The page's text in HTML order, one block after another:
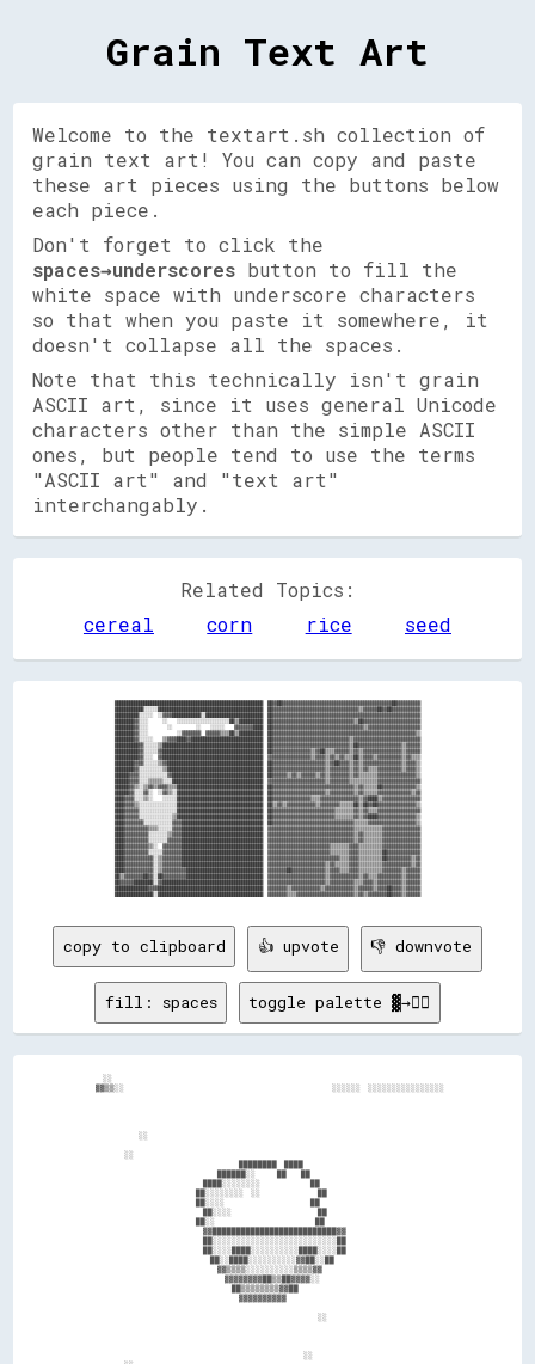
Grain Text Art
Welcome to the textart.sh collection of
grain text art! You can copy and paste
these art pieces using the buttons below
each piece.
Don't forget to click the
spaces→underscores button to fill the
white space with underscore characters
so that when you paste it somewhere, it
doesn't collapse all the spaces.
Note that this technically isn't grain
ASCII art, since it uses general Unicode
characters other than the simple ASCII
ones, but people tend to use the terms
"ASCII art" and "text art"
interchangably.
Related Topics:
cereal
corn rice seed
██████████████████████████████████████████████████████████████  ██▓▓██▓▓▓▓▓▓▓▓▓▓▓▓▓▓▓▓▓▓▓▓▓▓▓▓▓▓▓▓▓▓▓▓▓▓▓▓▓▓▓▓▓▓▓▓▓▓██▓▓▓▓▓▓▓▓▓▓
████████████░░░░░░████████████████████████████████████████████  ██▓▓▓▓▓▓▓▓▓▓▓▓▓▓▓▓▓▓▓▓▓▓▓▓▓▓▓▓▓▓▓▓▓▓▓▓▒▒▓▓▓▓▓▓██▓▓██▓▓▓▓▓▓▓▓▓▓▓▓
██████████░░░░░░  ░░▓▓▓▓████████████░░████████████████████████  ██▓▓▓▓▓▓▓▓▓▓▓▓▓▓▓▓▓▓▓▓▓▓▓▓▓▓▓▓▓▓▓▓▓▓▓▓▓▓▓▓▓▓▓▓▓▓▓▓▓▓▓▓▓▓▓▓▓▓▓▓▓▓
████████▓▓░░░░      ░░    ░░░░░░░░░░░░░░░░░░░░░░██▒▒██████████  ██▓▓▓▓▓▓▓▓▓▓▓▓▓▓▓▓▓▓▓▓▓▓▓▓▓▓▓▓▓▓▓▓▓▓▒▒██▓▓▓▓▓▓▓▓▓▓▓▓▓▓▓▓▓▓▓▓▓▓▓▓
████████▓▓░░░░        ░░          ░░    ░░░░░░    ▓▓▓▓▓▓▓▓████  ██▓▓▓▓▓▓▓▓▓▓▓▓▓▓▓▓▓▓▓▓▓▓▓▓▓▓▓▓▓▓▓▓▓▓▓▓▓▓▒▒▓▓▓▓▓▓▓▓▓▓▓▓▓▓▓▓▓▓▓▓▓▓
████████▓▓░░░░            ░░▓▓▓▓▓▓▓▓  ▓▓▓▓▓▓▒▒▒▒██▒▒██████████  ██▓▓▓▓▓▓▓▓▓▓▓▓▓▓▓▓▓▓▓▓▓▓▓▓▓▓▓▓▓▓▓▓▓▓▓▓▓▓▓▓▓▓▓▓▓▓▓▓▓▓▓▓▓▓▓▓▓▓▓▓▒▒
████████▓▓░░░░░░    ▒▒▓▓▓▓████▓▓██████████████████████████████  ██▓▓▓▓▓▓▓▓▓▓▓▓▓▓▓▓▓▓▓▓▓▓▓▓▓▓▓▓▓▓▓▓▒▒▓▓▓▓▓▓▓▓▓▓▓▓▓▓▓▓▓▓▓▓▓▓▓▓▓▓▓▓
██████████▓▓░░░░░░▒▒██████████████████████████████████████████  ██▓▓▓▓▓▓▓▓▓▓▓▓▓▓▓▓▓▓▓▓▓▓▓▓▓▓▓▓▓▓▓▓▒▒██▓▓▓▓▓▓▓▓▓▓▓▓▓▓▓▓▓▓▒▒▓▓▓▓▓▓
██████████▓▓░░░░░░▓▓██████████████████████████████████████████  ██▓▓▓▓▓▓▓▓▓▓▓▓▓▓▓▓▒▒▓▓██▒▒▒▒▓▓▓▓▓▓▒▒▓▓▒▒▓▓▓▓▓▓▓▓▓▓▓▓▓▓▓▓▒▒▓▓▓▓▓▓
██████████▓▓░░░░  ▓▓██████████████████████████████████████████  ▓▓▓▓▓▓▓▓▓▓▓▓▓▓▓▓▓▓▒▒▓▓▓▓▒▒▓▓▒▒▓▓▒▒▒▒██▒▒▓▓▓▓▒▒▓▓▓▓▓▓▓▓▓▓▒▒▓▓▒▒▒▒
████████▓▓▓▓░░░░░░▒▒▓▓████████████████████████████████████████  ██▓▓▓▓▓▓▓▓▓▓▓▓▓▓▓▓▓▓▓▓▓▓▒▒▓▓██▓▓▓▓▒▒▓▓▒▒▓▓▓▓▓▓▓▓▓▓▓▓▓▓▓▓▒▒▓▓▓▓▒▒
████████▓▓░░░░░░░░░░▒▒████████████████████████████████████████  ██▓▓▓▓▓▓▓▓▓▓▓▓▓▓▓▓▓▓▓▓▓▓▒▒▓▓▓▓▓▓▓▓▒▒▓▓▒▒▓▓▒▒▒▒▓▓▓▓▓▓▓▓▓▓▒▒▓▓▓▓▒▒
██████▓▓▓▓░░░░░░░░░░░░▓▓██████████████████████████████████████  ██▓▓▓▓▓▓▒▒▓▓▒▒▓▓▓▓▓▓▒▒▓▓▒▒▓▓▓▓▓▓▓▓▒▒▓▓▒▒▒▒▒▒▒▒▓▓▓▓▓▓▓▓▓▓▓▓▓▓▓▓▒▒
██████▓▓▓▓░░░░▒▒▒▒▒▒░░░░██████████████████████████████████████  ▓▓▓▓▓▓▓▓▓▓▓▓▓▓▓▓▓▓▓▓▓▓▓▓▒▒▓▓▓▓▓▓▓▓▒▒▒▒▒▒▒▒▒▒▒▒▓▓▓▓▓▓▓▓▓▓▓▓▓▓▓▓▓▓
██████▓▓▒▒░░▒▒▓▓▒▒▓▓▓▓▒▒▒▒████████████████████████████████████  ██▓▓▓▓▓▓▓▓▓▓▓▓▓▓▓▓▓▓▓▓▓▓▓▓▓▓▓▓▓▓▓▓▓▓▒▒▓▓▒▒▒▒▒▒██▓▓▓▓▓▓▓▓▓▓▓▓▓▓▒▒
██████▓▓░░░░▓▓░░  ░░▓▓▒▒░░████████████████████████████████████  ██▓▓▓▓▓▓▓▓▓▓▓▓▓▓▓▓▓▓▓▓▓▓▒▒▓▓▓▓▓▓▓▓▓▓▒▒▓▓▒▒▒▒▒▒▓▓▓▓▓▓▓▓▓▓▓▓▓▓▒▒▓▓
████▓▓▓▓░░░░▒▒░░    ░░░░░░████████████████████████████████████  ██▓▓▓▓▓▓▓▓▓▓▓▓▓▓▓▓▒▒▒▒▓▓▓▓▓▓▓▓▓▓▓▓▓▓▓▓▒▒▓▓████▒▒▓▓▓▓▓▓▓▓▓▓▓▓▓▓▓▓
████▓▓▓▓▒▒░░░░░░░░░░░░░░░░████████████████████████████████████  ██▒▒▓▓▒▒▓▓▓▓▓▓▓▓▓▓▓▓▒▒▓▓▓▓▓▓▓▓▒▒▒▒▒▒██▒▒██▓▓██▓▓▓▓▓▓▓▓▓▓▓▓▓▓▓▓▒▒
████▓▓▓▓▓▓░░░░░░░░░░░░░░░░████████████████████████████████████  ██▓▓▓▓▓▓▓▓▓▓▓▓▓▓▓▓▓▓▓▓▓▓▓▓▓▓▒▒▒▒▒▒▒▒▓▓▒▒▓▓▒▒▒▒▓▓▓▓▓▓▓▓▓▓▓▓▓▓▓▓▓▓
████▓▓▓▓▓▓░░░░░░░░░░░░░░▒▒████████████████████████████████████  ██▓▓▓▓▓▓▓▓▓▓▓▓▓▓▓▓▓▓▓▓▓▓▓▓▓▓▒▒▒▒▒▒▒▒▓▓▒▒▓▓████▓▓▓▓▓▓▓▓▓▓▓▓▓▓▓▓▒▒
████▓▓▓▓▓▓▓▓░░░░░░░░░░░░▓▓▓▓██████████████████████████████████  ██▓▓▓▓▓▓▓▓▓▓▓▓▓▓▓▓▓▓▓▓▓▓▓▓▓▓▓▓▓▓▓▓▓▓▒▒▒▒▒▒▓▓▓▓▓▓▓▓▓▓▓▓▓▓▓▓▓▓▓▓▒▒
████▓▓▓▓▓▓▓▓▓▓▒▒▒▒░░░░░░▓▓▓▓██████████████████████████████████  ▓▓▓▓▓▓▓▓▓▓▓▓▓▓▓▓▓▓▓▓▓▓▓▓▓▓▓▓▓▓▓▓▓▓▓▓▒▒▒▒▒▒▒▒▒▒▒▒▓▓▓▓▓▓▓▓▓▓▓▓▓▓▓▓
████▓▓▓▓▓▓▓▓▓▓░░░░░░░░▒▒▓▓▓▓██████████████████████████████████  ▓▓▓▓▓▓▓▓▓▓▓▓▓▓▓▓▓▓▓▓▓▓▓▓▓▓▓▓▓▓▓▓▓▓▓▓▒▒▓▓▒▒▒▒▒▒▒▒▓▓▓▓▓▓▓▓▓▓▓▓▓▓▓▓
████▓▓▓▓▓▓▓▓▓▓░░░░░░░░▓▓▓▓▓▓██████████████████████████████████  ▓▓▓▓▓▓▓▓▓▓▓▓▓▓▓▓▓▓▓▓▓▓▓▓▓▓▓▓▓▓▓▓▓▓▓▓▒▒▓▓▒▒▒▒▒▒▒▒▓▓▓▓▓▓▓▓▓▓▓▓▓▓▓▓
████▓▓▓▓▓▓▓▓▓▓▒▒░░  ▓▓▓▓▓▓▓▓██████████████████████████████████  ▓▓▓▓▓▓▓▓▓▓▓▓▓▓▓▓▓▓▓▓▓▓▓▓▓▓▒▒▒▒▒▒▒▒▓▓▓▓▒▒▒▒▒▒▒▒▒▒▓▓▓▓▓▓▓▓▓▓▓▓▓▓▓▓
████▓▓▓▓▓▓▓▓▓▓░░░░░░▓▓▓▓▓▓▓▓██████████████████████████████████  ▓▓▓▓▓▓▓▓▓▓▓▓▓▓▓▓▓▓▓▓▓▓▓▓▓▓▒▒▒▒▒▒▒▒▓▓▓▓▒▒▒▒▒▒▒▒▒▒██▓▓▓▓▓▓▓▓▓▓▓▓▓▓
████▓▓▓▓▓▓▓▓▓▓▓▓░░▒▒▓▓▓▓▓▓▓▓██████████████████████████████████  ▓▓▓▓▓▓▓▓▓▓▓▓▓▓▓▓▓▓▓▓▓▓▓▓▓▓▓▓▓▓▒▒▒▒▓▓▓▓▒▒▒▒▒▒▒▒▒▒██▓▓▓▓▓▓▓▓▓▓▒▒▓▓
████▓▓▓▓▓▓▓▓▓▓▓▓░░▒▒▓▓▓▓▓▓▓▓██████████████████████████████████  ▓▓▓▓▓▓▓▓▓▓▓▓▓▓▓▓▓▓▓▓▓▓▓▓▒▒▓▓▒▒▒▒▒▒▓▓▓▓▒▒▒▒▒▒▒▒▒▒▓▓▓▓▓▓▓▓▓▓▓▓▒▒▓▓
████▓▓▓▓▓▓▓▓▓▓▓▓░░▒▒▓▓▓▓▓▓▓▓▓▓████████████████████████████████  ▓▓▓▓▓▓▓▓██▓▓▓▓▓▓▓▓▓▓▓▓▓▓▒▒▓▓▓▓▒▒▒▒▓▓▓▓▒▒▒▒▒▒▒▒▒▒▓▓▓▓▓▓▓▓▒▒▓▓▓▓▓▓
██▒▒▓▓▓▓▓▓▓▓██▓▓░░██▓▓▓▓▓▓▓▓▓▓████████████████████████████████  ▓▓▓▓▓▓▓▓▓▓▓▓▓▓▓▓▓▓▓▓▓▓▓▓▒▒▓▓▓▓▓▓▓▓▓▓▓▓▒▒▓▓▒▒▒▒▓▓▓▓▓▓▓▓▓▓▒▒▓▓▓▓▓▓
██▓▓▓▓▓▓████████░░▓▓██████████████████████████████████████████  ▓▓▓▓▓▓▓▓▓▓▓▓▓▓▓▓▓▓▓▓▓▓▓▓▒▒▓▓▓▓▓▓▓▓▓▓▒▒▒▒▓▓▓▓▒▒▓▓▓▓▓▓▓▓▓▓▒▒▓▓▓▓▓▓
██████████████▓▓▓▓████████████████████████████████████████████  ▓▓▓▓▓▓▓▓▒▒▓▓▓▓▓▓▓▓▓▓▓▓▒▒▓▓▓▓▓▓▓▓▓▓▓▓▒▒▓▓▓▓▓▓▒▒▓▓▓▓██▓▓▓▓▒▒▓▓▓▓▓▓
copy to clipboard 👍 upvote 👎 downvote
fill: spaces toggle palette ▓→✊🏽
    ░░
  ▓▓▒▒░░                                                          ░░░░░░  ░░░░░░░░░░░░░░░░
              ░░
          ░░
                                          ████████  ████
                                    ██████░░      ██    ██
                                ████░░░░░░░░              ██
                              ██░░░░░░░░  ░░                ██
                              ██░░░░                        ██
                                ██░░░░                        ██
                              ██░░                            ██
                                ▓▓██████████████████████████▓▓
                                ██░░░░░░░░░░░░░░░░░░░░░░░░░░██
                                ██░░░░████░░░░░░░░░░████░░░░██
                                  ██░░████░░░░░░░░░░▓▓██░░██
                                    ▓▓▒▒▒▒░░░░░░░░░░▒▒▒▒▓▓
                                      ▓▓▓▓▓▓▓▓██▒▒██▓▓▓▓░░
                                        ██▒▒▒▒▒▒▒▒▓▓██
                                          ▓▓▓▓▓▓▓▓▓▓
                                                                ░░
                                                            ░░